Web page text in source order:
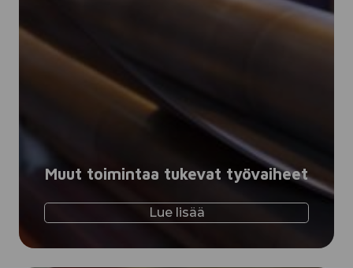
Muut toimintaa tukevat työvaiheet
Lue lisää